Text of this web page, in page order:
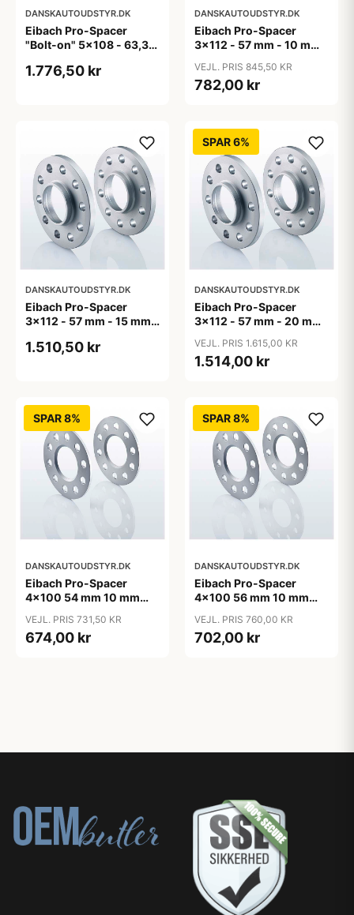
DANSKAUTOUDSTYR.DK
Eibach Pro-Spacer
"Bolt-on" 5x108 - 63,3
1.776,50 kr
DANSKAUTOUDSTYR.DK
Eibach Pro-Spacer
3x112 - 57 mm - 10 mm
VEJL. PRIS 845,50 KR
782,00 kr
DANSKAUTOUDSTYR.DK
Eibach Pro-Spacer
3x112 - 57 mm - 15 mm
1.510,50 kr
SPAR 6%
DANSKAUTOUDSTYR.DK
Eibach Pro-Spacer
3x112 - 57 mm - 20 mm
VEJL. PRIS 1.615,00 KR
1.514,00 kr
SPAR 8%
DANSKAUTOUDSTYR.DK
Eibach Pro-Spacer
4x100 54 mm 10 mm
VEJL. PRIS 731,50 KR
674,00 kr
SPAR 8%
DANSKAUTOUDSTYR.DK
Eibach Pro-Spacer
4x100 56 mm 10 mm
VEJL. PRIS 760,00 KR
702,00 kr